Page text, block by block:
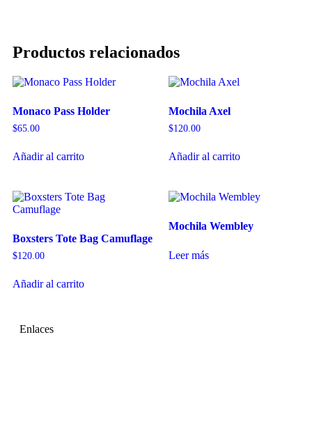
Productos relacionados
Monaco Pass Holder
$65.00
Añadir al carrito
Mochila Axel
$120.00
Añadir al carrito
Boxsters Tote Bag Camuflage
$120.00
Añadir al carrito
Mochila Wembley
Leer más
Enlaces